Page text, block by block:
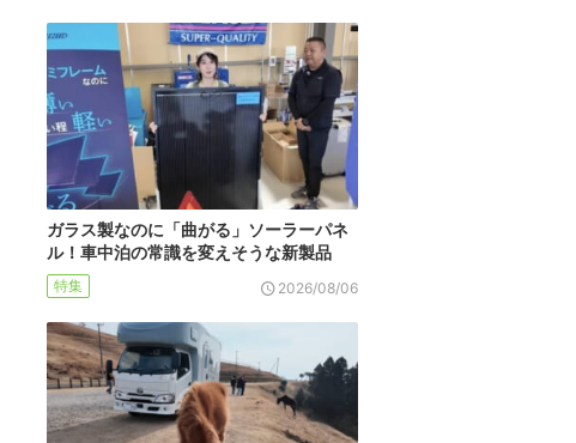
ガラス製なのに「曲がる」ソーラーパネ
ル！車中泊の常識を変えそうな新製品
特集 2026/08/06